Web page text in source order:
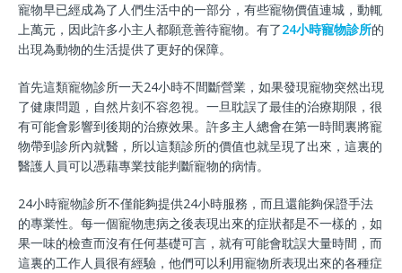
寵物早已經成為了人們生活中的一部分，有些寵物價值連城，動輒
上萬元，因此許多小主人都願意善待寵物。有了24小時寵物診所的
出現為動物的生活提供了更好的保障。
首先這類寵物診所一天24小時不間斷營業，如果發現寵物突然出現
了健康問題，自然片刻不容忽視。一旦耽誤了最佳的治療期限，很
有可能會影響到後期的治療效果。許多主人總會在第一時間裏將寵
物帶到診所內就醫，所以這類診所的價值也就呈現了出來，這裏的
醫護人員可以憑藉專業技能判斷寵物的病情。
24小時寵物診所不僅能夠提供24小時服務，而且還能夠保證手法
的專業性。每一個寵物患病之後表現出來的症狀都是不一樣的，如
果一味的檢查而沒有任何基礎可言，就有可能會耽誤大量時間，而
這裏的工作人員很有經驗，他們可以利用寵物所表現出來的各種症